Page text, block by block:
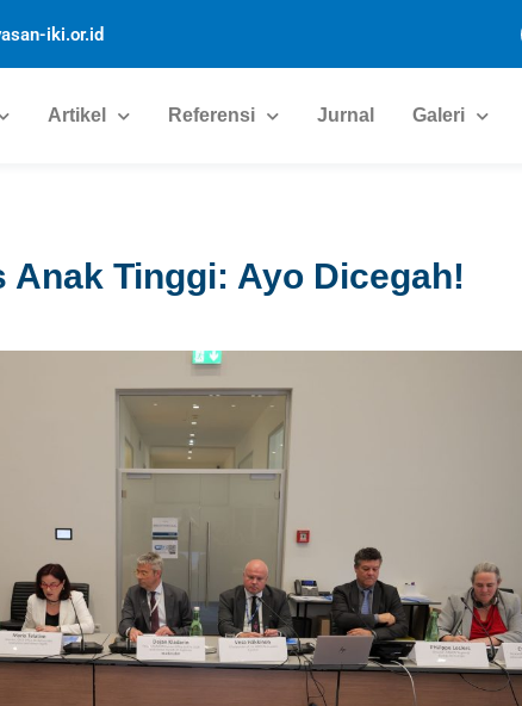
iki.or.id
Artikel Referensi Jurnal Galeri
Anak Tinggi: Ayo Dicegah!